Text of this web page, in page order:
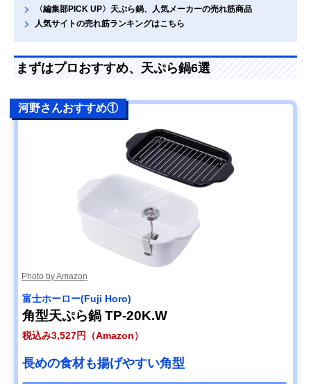
〈編集部PICK UP〉天ぷら鍋、人気メーカーの売れ筋商品
人気サイトの売れ筋ランキングはこちら
まずはプロおすすめ、天ぷら鍋6選
河野さんおすすめ①
Photo by Amazon
‎富士ホーロー(Fuji Horo)
角型天ぷら鍋 TP-20K.W
税込み3,527円（Amazon）
長めの食材も揚げやすい角型